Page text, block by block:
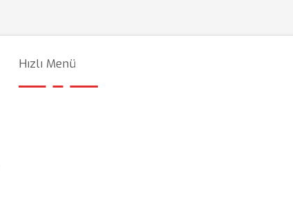
Hızlı Menü